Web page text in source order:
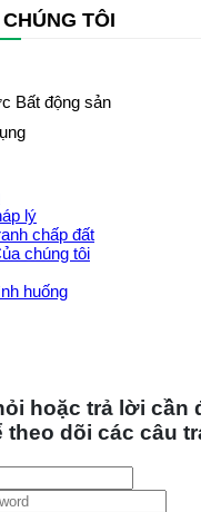
TÔI
Bất động sản
lý
chấp đất
chúng tôi
huống
hoặc trả lời cần
theo dõi các câu